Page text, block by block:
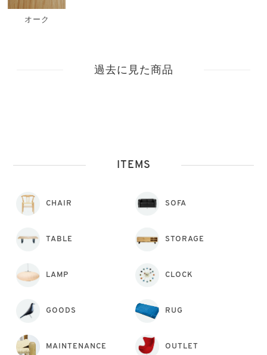
オーク
過去に見た商品
ITEMS
CHAIR SOFA
TABLE STORAGE
LAMP CLOCK
GOODS RUG
MAINTENANCE OUTLET